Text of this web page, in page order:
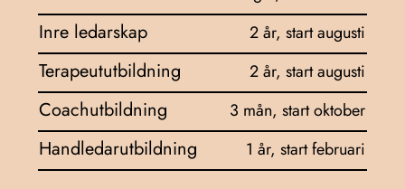
Inre ledarskap 2 år, start augusti
Terapeututbildning 2 år, start augusti
Coachutbildning 3 mån, start oktober
Handledarutbildning 1 år, start februari